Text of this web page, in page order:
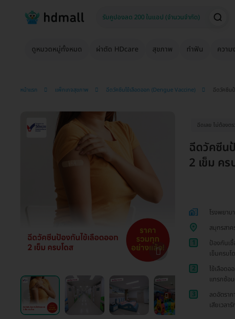
ดูหมวดหมู่ทั้งหมด ผ่าตัด HDcare สุขภาพ ทำฟัน ความ
หน้าแรก แพ็กเกจสุขภาพ ฉีดวัคซีนไข้เลือดออก (Dengue Vaccine) ฉีดวัคซีน
ฉีดเลย ไม่ต้องต
ฉีดวัคซีน
2 เข็ม ค
โรงพยา
สมุทรสาค
1
ป้องกันเ
เข็มครบ
2
ไข้เลือดอ
แทรกซ้อ
3
ลดอัตรา
เสียเวลา